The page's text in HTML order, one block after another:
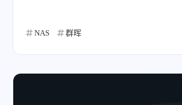
NAS 群晖